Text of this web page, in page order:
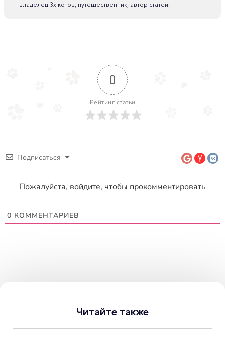
владелец 3х котов, путешественник, автор статей.
0
Рейтинг статьи
Подписаться
Пожалуйста, войдите, чтобы прокомментировать
0 КОММЕНТАРИЕВ
Читайте также